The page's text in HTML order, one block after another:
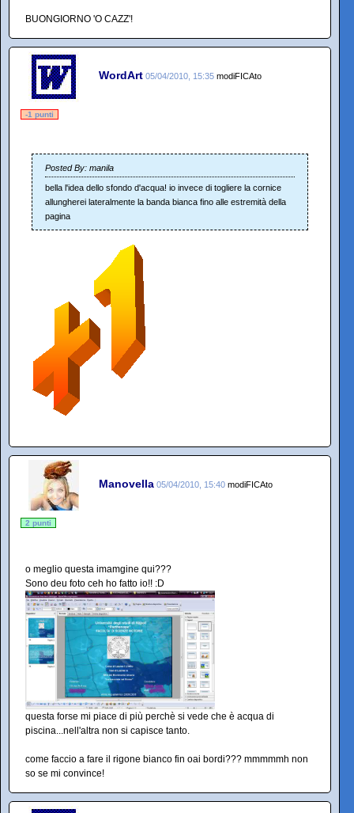
BUONGIORNO 'O CAZZ'!
WordArt 05/04/2010, 15:35 modiFICAto
-1 punti
Posted By: manila
bella l'idea dello sfondo d'acqua! io invece di togliere la cornice
allungherei lateralmente la banda bianca fino alle estremità della
pagina
Manovella 05/04/2010, 15:40 modiFICAto
2 punti
o meglio questa imamgine qui???
Sono deu foto ceh ho fatto io!! :D
questa forse mi piace di più perchè si vede che è acqua di
piscina...nell'altra non si capisce tanto.
come faccio a fare il rigone bianco fin oai bordi??? mmmmmh non
so se mi convince!